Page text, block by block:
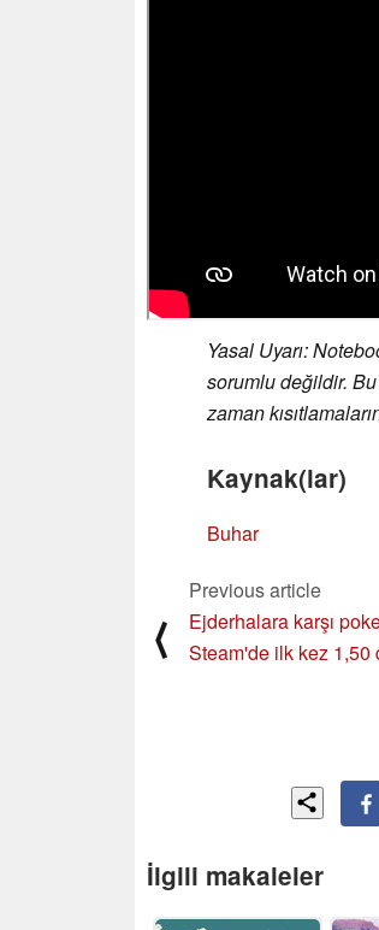
Yasal Uyarı:
sorumlu değildir. Bu
zaman
Kaynak(lar)
Buhar
⟨
Previous article
Ejderhalara karşı
Steam'de ilk kez 1,50
İlgili makaleler